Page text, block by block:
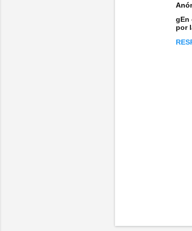
gEn
por